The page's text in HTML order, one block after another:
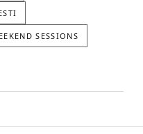
SESSIONS